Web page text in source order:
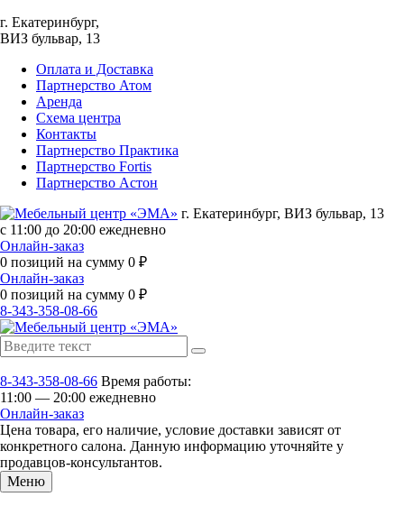
г. Екатеринбург,
ВИЗ бульвар, 13
Оплата и Доставка
Партнерство Атом
Аренда
Схема центра
Контакты
Партнерство Практика
Партнерство Fortis
Партнерство Астон
г. Екатеринбург, ВИЗ бульвар, 13
с 11:00 до 20:00 ежедневно
Онлайн-заказ
0 позиций на сумму 0 ₽
Онлайн-заказ
0 позиций на сумму 0 ₽
8-343-358-08-66
8-343-358-08-66 Время работы:
11:00 — 20:00 ежедневно
Онлайн-заказ
Цена товара, его наличие, условие доставки зависят от
конкретного салона. Данную информацию уточняйте у
продавцов-консультантов.
Меню